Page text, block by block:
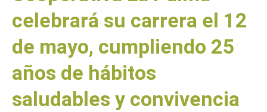
celebrará su carrera el 12
de mayo, cumpliendo 25
años de hábitos
saludables y convivencia